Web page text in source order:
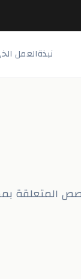
نبذةالعمل
المتعلقة